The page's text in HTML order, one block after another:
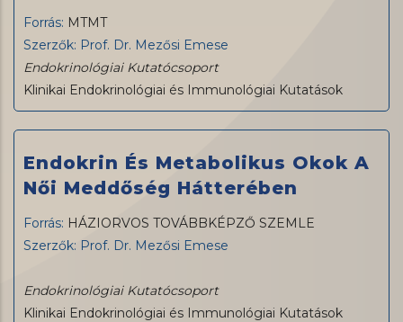
Forrás: MTMT
Szerzők: Prof. Dr. Mezősi Emese
Endokrinológiai Kutatócsoport
Klinikai Endokrinológiai és Immunológiai Kutatások
Endokrin És Metabolikus Okok A
Női Meddőség Hátterében
Forrás: HÁZIORVOS TOVÁBBKÉPZŐ SZEMLE
Szerzők: Prof. Dr. Mezősi Emese
Endokrinológiai Kutatócsoport
Klinikai Endokrinológiai és Immunológiai Kutatások